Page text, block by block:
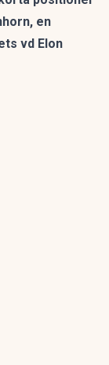
en
vd Elon